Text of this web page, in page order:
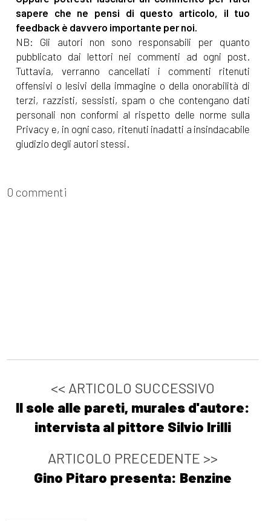
sapere che ne pensi di questo articolo, il tuo
feedback è davvero importante per noi.
NB: Gli autori non sono responsabili per quanto
pubblicato dai lettori nei commenti ad ogni post.
Tuttavia, verranno cancellati i commenti ritenuti
offensivi o lesivi della immagine o della onorabilità di
terzi, razzisti, sessisti, spam o che contengano dati
personali non conformi al rispetto delle norme sulla
Privacy e, in ogni caso, ritenuti inadatti a insindacabile
giudizio degli autori stessi.
0 commenti
<< ARTICOLO SUCCESSIVO
Il sole alle pareti, murales d'autore:
intervista al pittore Silvio Irilli
ARTICOLO PRECEDENTE >>
Gino Pitaro presenta: Benzine